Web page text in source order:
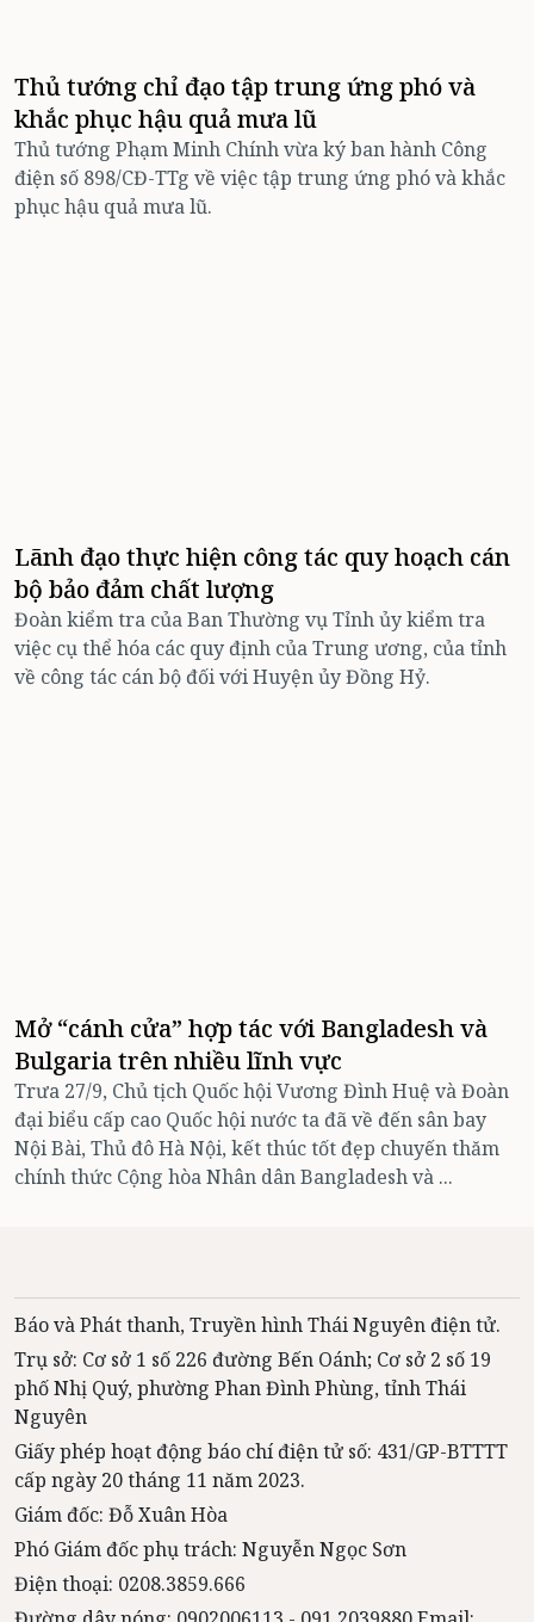
Thủ tướng chỉ đạo tập trung ứng phó và
khắc phục hậu quả mưa lũ
Thủ tướng Phạm Minh Chính vừa ký ban hành Công
điện số 898/CĐ-TTg về việc tập trung ứng phó và khắc
phục hậu quả mưa lũ.
Lãnh đạo thực hiện công tác quy hoạch cán
bộ bảo đảm chất lượng
Đoàn kiểm tra của Ban Thường vụ Tỉnh ủy kiểm tra
việc cụ thể hóa các quy định của Trung ương, của tỉnh
về công tác cán bộ đối với Huyện ủy Đồng Hỷ.
Mở “cánh cửa” hợp tác với Bangladesh và
Bulgaria trên nhiều lĩnh vực
Trưa 27/9, Chủ tịch Quốc hội Vương Đình Huệ và Đoàn
đại biểu cấp cao Quốc hội nước ta đã về đến sân bay
Nội Bài, Thủ đô Hà Nội, kết thúc tốt đẹp chuyến thăm
chính thức Cộng hòa Nhân dân Bangladesh và ...
Báo và Phát thanh, Truyền hình Thái Nguyên điện tử.
Trụ sở: Cơ sở 1 số 226 đường Bến Oánh; Cơ sở 2 số 19
phố Nhị Quý, phường Phan Đình Phùng, tỉnh Thái
Nguyên
Giấy phép hoạt động báo chí điện tử số: 431/GP-BTTTT
cấp ngày 20 tháng 11 năm 2023.
Giám đốc: Đỗ Xuân Hòa
Phó Giám đốc phụ trách: Nguyễn Ngọc Sơn
Điện thoại: 0208.3859.666